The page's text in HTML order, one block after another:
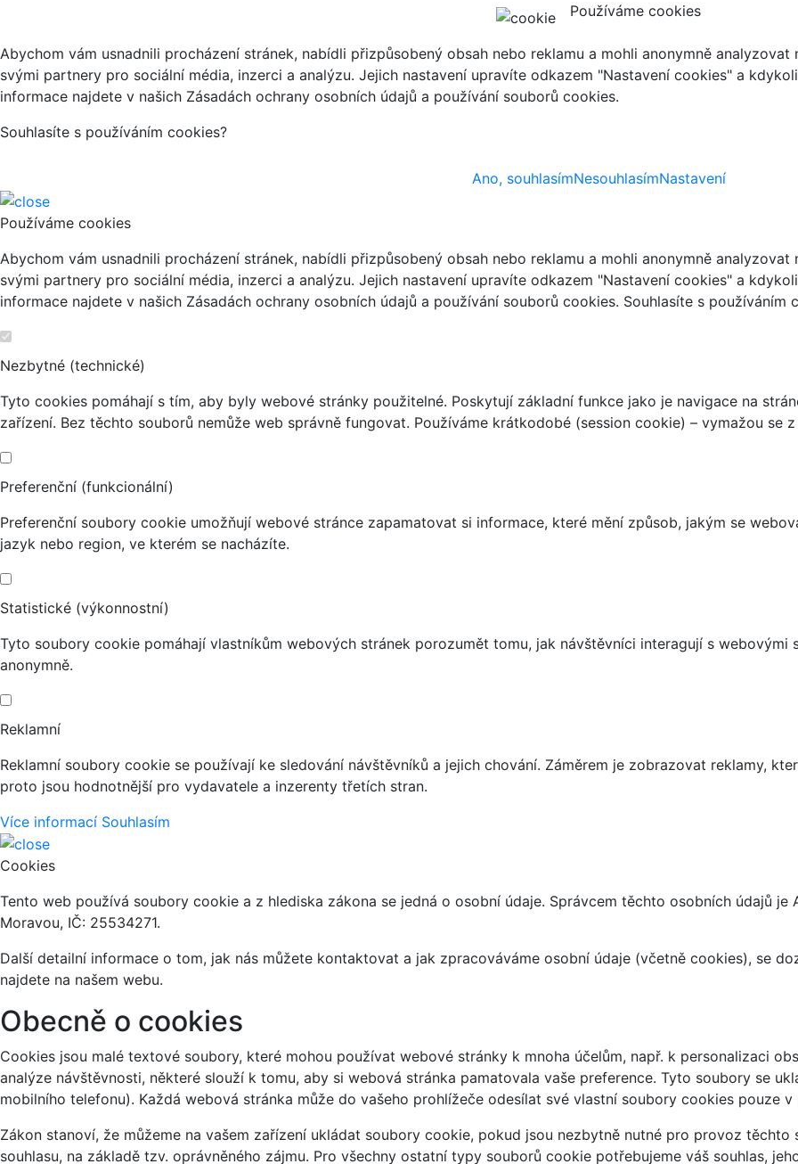
Používáme cookies
Abychom vám usnadnili procházení stránek, nabídli přizpůsobený obsah nebo reklamu a mohli anonymně
svými partnery pro sociální média, inzerci a analýzu. Jejich nastavení upravíte odkazem "Nastavení cookies" a
informace najdete v našich Zásadách ochrany osobních údajů a používání souborů cookies.
Souhlasíte s používáním cookies?
Ano, souhlasímNesouhlasímNastavení
Používáme cookies
Abychom vám usnadnili procházení stránek, nabídli přizpůsobený obsah nebo reklamu a mohli anonymně
svými partnery pro sociální média, inzerci a analýzu. Jejich nastavení upravíte odkazem "Nastavení cookies" a
informace najdete v našich Zásadách ochrany osobních údajů a používání souborů cookies. Souhlasíte s používáním
Nezbytné (technické)
Tyto cookies pomáhají s tím, aby byly webové stránky použitelné. Poskytují základní funkce jako je navigace na
zařízení. Bez těchto souborů nemůže web správně fungovat. Používáme krátkodobé (session cookie) – vymažou se
Preferenční (funkcionální)
Preferenční soubory cookie umožňují webové stránce zapamatovat si informace, které mění způsob, jakým se
jazyk nebo region, ve kterém se nacházíte.
Statistické (výkonnostní)
Tyto soubory cookie pomáhají vlastníkům webových stránek porozumět tomu, jak návštěvníci interagují s webovými
anonymně.
Reklamní
Reklamní soubory cookie se používají ke sledování návštěvníků a jejich chování. Záměrem je zobrazovat reklamy,
proto jsou hodnotnější pro vydavatele a inzerenty třetích stran.
Více informací Souhlasím
Cookies
Tento web používá soubory cookie a z hlediska zákona se jedná o osobní údaje. Správcem těchto osobních údajů je
Moravou, IČ: 25534271.
Další detailní informace o tom, jak nás můžete kontaktovat a jak zpracováváme osobní údaje (včetně cookies), se
najdete na našem webu.
Obecně o cookies
Cookies jsou malé textové soubory, které mohou používat webové stránky k mnoha účelům, např. k personalizaci
analýze návštěvnosti, některé slouží k tomu, aby si webová stránka pamatovala vaše preference. Tyto soubory se
mobilního telefonu). Každá webová stránka může do vašeho prohlížeče odesílat své vlastní soubory cookies pouze
Zákon stanoví, že můžeme na vašem zařízení ukládat soubory cookie, pokud jsou nezbytně nutné pro provoz
souhlasu, na základě tzv. oprávněného zájmu. Pro všechny ostatní typy souborů cookie potřebujeme váš souhlas,